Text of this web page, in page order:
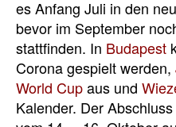
es Anfang Juli in den
bevor im September
stattfinden. In Budapest
Corona gespielt werden,
World Cupaus und
Kalender. Der